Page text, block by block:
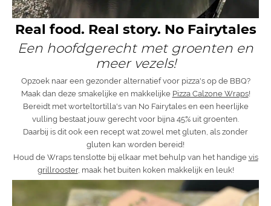
Real food. Real story. No Fairytales
Een hoofdgerecht met groenten en
meer vezels!
Opzoek naar een gezonder alternatief voor pizza's op de BBQ?
Maak dan deze smakelijke en makkelijke Pizza Calzone Wraps!
Bereidt met worteltortilla's van No Fairytales en een heerlijke
vulling bestaat jouw gerecht voor bijna 45% uit groenten.
Daarbij is dit ook een recept wat zowel met gluten, als zonder
gluten kan worden bereid!
Houd de Wraps tenslotte bij elkaar met behulp van het handige vis
grillrooster, maak het buiten koken makkelijk en leuk!